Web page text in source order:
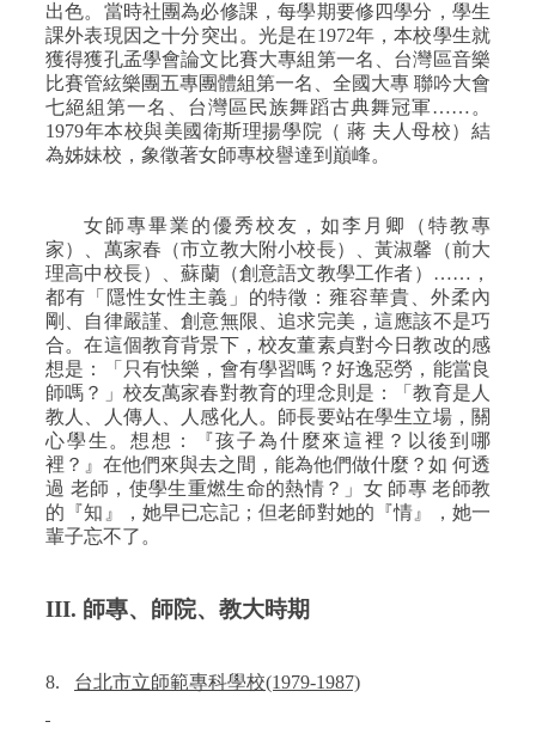
出色。當時社團為必修課，每學期要修四學分，學生
課外表現因之十分突出。光是在1972年，本校學生就
獲得獲孔孟學會論文比賽大專組第一名、台灣區音樂
比賽管絃樂團五專團體組第一名、全國大專 聯吟大會
七絕組第一名、台灣區民族舞蹈古典舞冠軍……。
1979年本校與美國衛斯理揚學院（ 蔣 夫人母校）結
為姊妹校，象徵著女師專校譽達到巔峰。
女師專畢業的優秀校友，如李月卿（特教專
家）、萬家春（市立教大附小校長）、黃淑馨（前大
理高中校長）、蘇蘭（創意語文教學工作者）……，
都有「隱性女性主義」的特徵：雍容華貴、外柔內
剛、自律嚴謹、創意無限、追求完美，這應該不是巧
合。在這個教育背景下，校友董素貞對今日教改的感
想是：「只有快樂，會有學習嗎？好逸惡勞，能當良
師嗎？」校友萬家春對教育的理念則是：「教育是人
教人、人傳人、人感化人。師長要站在學生立場，關
心學生。想想：『孩子為什麼來這裡？以後到哪
裡？』在他們來與去之間，能為他們做什麼？如 何透
過 老師，使學生重燃生命的熱情？」女 師專 老師教
的『知』，她早已忘記；但老師對她的『情』，她一
輩子忘不了。
III. 師專、師院、教大時期
8. 台北市立師範專科學校(1979-1987)